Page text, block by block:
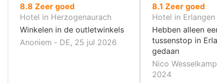
8.8 uit
10
,
Zeer goed
Hotel in Herzogenaurach
Winkelen in de outletwinkels
Anoniem ‐ DE, 25 jul 2026
8.1 uit
10
,
Zeer goed
Hotel in Erlangen
Hebben alleen
tussenstop in
gedaan
Nico
2024